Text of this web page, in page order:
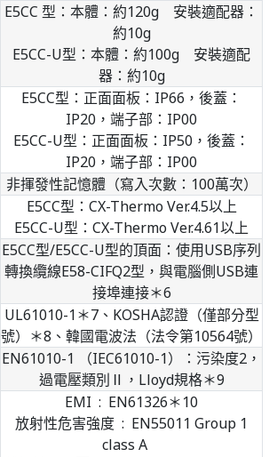
E5CC 型：本體：約120g 安裝適配器：
約10g
E5CC-U型：本體：約100g 安裝適配
器：約10g
E5CC型：正面面板：IP66，後蓋：
IP20，端子部：IP00
E5CC-U型：正面面板：IP50，後蓋：
IP20，端子部：IP00
非揮發性記憶體（寫入次數：100萬次）
E5CC型：CX-Thermo Ver.4.5以上
E5CC-U型：CX-Thermo Ver.4.61以上
E5CC型/E5CC-U型的頂面：使用USB序列
轉換纜線E58-CIFQ2型，與電腦側USB連
接埠連接＊6
UL61010-1＊7、KOSHA認證（僅部分型
號）＊8、韓國電波法（法令第10564號）
EN61010-1 （IEC61010-1）：污染度2，
過電壓類別Ⅱ，Lloyd規格＊9
EMI : EN61326＊10
放射性危害強度 : EN55011 Group 1
class A